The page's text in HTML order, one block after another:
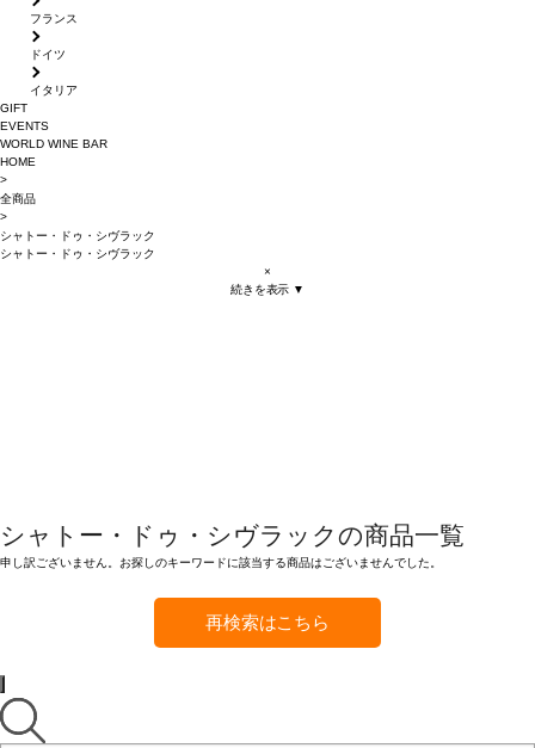
フランス
ドイツ
イタリア
GIFT
EVENTS
WORLD WINE BAR
HOME
>
全商品
>
シャトー・ドゥ・シヴラック
シャトー・ドゥ・シヴラック
×
続きを表示 ▼
シャトー・ドゥ・シヴラックの商品一覧
申し訳ございません。お探しのキーワードに該当する商品はございませんでした。
再検索はこちら